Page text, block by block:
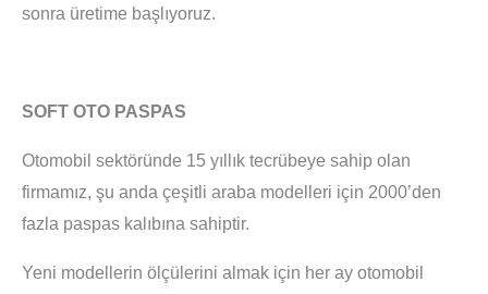
sonra üretime başlıyoruz.
SOFT OTO PASPAS
Otomobil sektöründe 15 yıllık tecrübeye sahip olan
firmamız, şu anda çeşitli araba modelleri için 2000’den
fazla paspas kalıbına sahiptir.
Yeni modellerin ölçülerini almak için her ay otomobil